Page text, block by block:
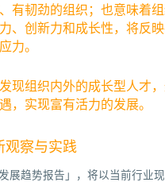
有韧劲的组织；也意味着
、创新力和成长性，将反
力。
现组织内外的成长型人才
，实现富有活力的发展。
观察与实践
展趋势报告」，将以当前行业